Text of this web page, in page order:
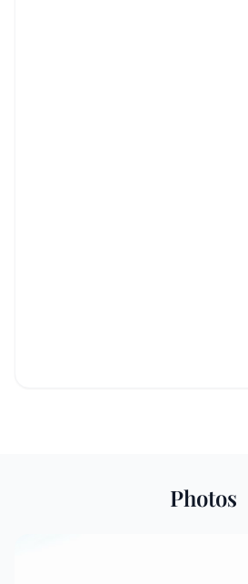
Photos